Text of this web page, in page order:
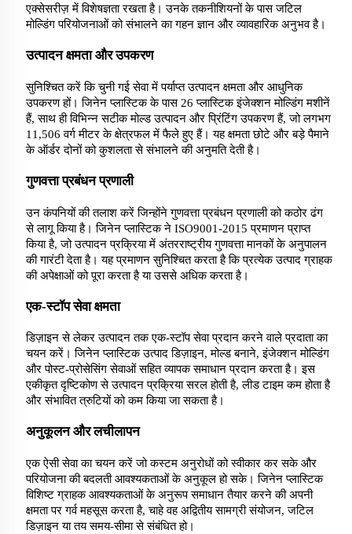
एक्सेसरीज़ में विशेषज्ञता रखता है। उनके तकनीशियनों के पास जटिल
मोल्डिंग परियोजनाओं को संभालने का गहन ज्ञान और व्यावहारिक अनुभव है।
उत्पादन क्षमता और उपकरण
सुनिश्चित करें कि चुनी गई सेवा में पर्याप्त उत्पादन क्षमता और आधुनिक
उपकरण हों। जिनेन प्लास्टिक के पास 26 प्लास्टिक इंजेक्शन मोल्डिंग मशीनें
हैं, साथ ही विभिन्न सटीक मोल्ड उत्पादन और प्रिंटिंग उपकरण हैं, जो लगभग
11,506 वर्ग मीटर के क्षेत्रफल में फैले हुए हैं। यह क्षमता छोटे और बड़े पैमाने
के ऑर्डर दोनों को कुशलता से संभालने की अनुमति देती है।
गुणवत्ता प्रबंधन प्रणाली
उन कंपनियों की तलाश करें जिन्होंने गुणवत्ता प्रबंधन प्रणाली को कठोर ढंग
से लागू किया है। जिनेन प्लास्टिक ने ISO9001-2015 प्रमाणन प्राप्त
किया है, जो उत्पादन प्रक्रिया में अंतरराष्ट्रीय गुणवत्ता मानकों के अनुपालन
की गारंटी देता है। यह प्रमाणन सुनिश्चित करता है कि प्रत्येक उत्पाद ग्राहक
की अपेक्षाओं को पूरा करता है या उससे अधिक करता है।
एक-स्टॉप सेवा क्षमता
डिज़ाइन से लेकर उत्पादन तक एक-स्टॉप सेवा प्रदान करने वाले प्रदाता का
चयन करें। जिनेन प्लास्टिक उत्पाद डिज़ाइन, मोल्ड बनाने, इंजेक्शन मोल्डिंग
और पोस्ट-प्रोसेसिंग सेवाओं सहित व्यापक समाधान प्रदान करता है। इस
एकीकृत दृष्टिकोण से उत्पादन प्रक्रिया सरल होती है, लीड टाइम कम होता है
और संभावित त्रुटियों को कम किया जा सकता है।
अनुकूलन और लचीलापन
एक ऐसी सेवा का चयन करें जो कस्टम अनुरोधों को स्वीकार कर सके और
परियोजना की बदलती आवश्यकताओं के अनुकूल हो सके। जिनेन प्लास्टिक
विशिष्ट ग्राहक आवश्यकताओं के अनुरूप समाधान तैयार करने की अपनी
क्षमता पर गर्व महसूस करता है, चाहे वह अद्वितीय सामग्री संयोजन, जटिल
डिज़ाइन या तय समय-सीमा से संबंधित हो।